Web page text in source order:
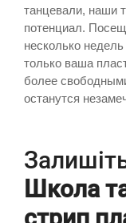
танцевали, наши
потенциал.
несколько
только ваша
более
останутся
Школа